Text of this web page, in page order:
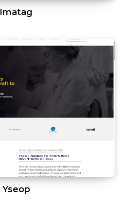
Imatag
Yseop